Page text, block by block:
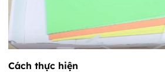
Cách thực hiện